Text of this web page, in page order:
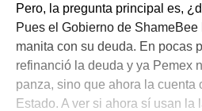
Pero, la pregunta principal es,
Pues el Gobierno de
manita con su deuda. En pocas
refinanció la deuda y ya Pemex
panza, sino que ahora la cuenta
Estado. A ver si ahora sí usan la